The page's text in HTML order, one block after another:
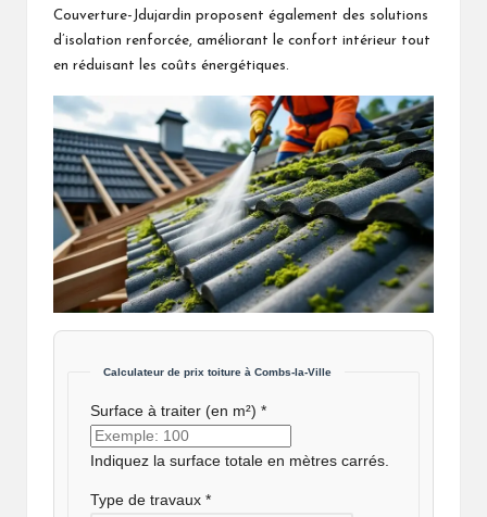
Couverture-Jdujardin proposent également des solutions
d’isolation renforcée, améliorant le confort intérieur tout
en réduisant les coûts énergétiques.
Calculateur de prix toiture à Combs-la-Ville
Surface à traiter (en m²) *
Indiquez la surface totale en mètres carrés.
Type de travaux *